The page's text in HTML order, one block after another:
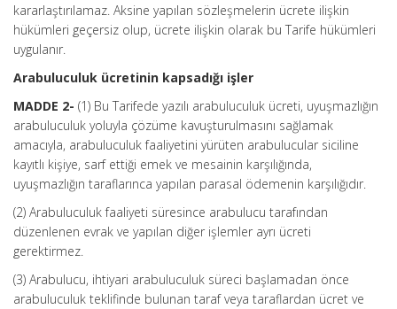
kararlaştırılamaz. Aksine yapılan sözleşmelerin ücrete ilişkin
hükümleri geçersiz olup, ücrete ilişkin olarak bu Tarife hükümleri
uygulanır.
Arabuluculuk ücretinin kapsadığı işler
MADDE 2- (1) Bu Tarifede yazılı arabuluculuk ücreti, uyuşmazlığın
arabuluculuk yoluyla çözüme kavuşturulmasını sağlamak
amacıyla, arabuluculuk faaliyetini yürüten arabulucular siciline
kayıtlı kişiye, sarf ettiği emek ve mesainin karşılığında,
uyuşmazlığın taraflarınca yapılan parasal ödemenin karşılığıdır.
(2) Arabuluculuk faaliyeti süresince arabulucu tarafından
düzenlenen evrak ve yapılan diğer işlemler ayrı ücreti
gerektirmez.
(3) Arabulucu, ihtiyari arabuluculuk süreci başlamadan önce
arabuluculuk teklifinde bulunan taraf veya taraflardan ücret ve